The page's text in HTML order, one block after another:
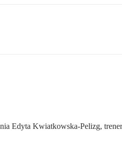
Edyta Kwiatkowska-Pelizg,